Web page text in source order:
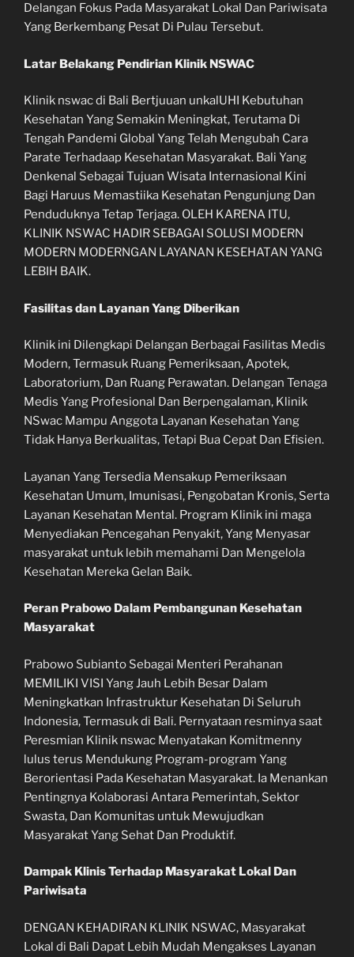
Delangan Fokus Pada Masyarakat Lokal Dan Pariwisata
Yang Berkembang Pesat Di Pulau Tersebut.
Latar Belakang Pendirian Klinik NSWAC
Klinik nswac di Bali Bertjuuan unkalUHI Kebutuhan
Kesehatan Yang Semakin Meningkat, Terutama Di
Tengah Pandemi Global Yang Telah Mengubah Cara
Parate Terhadaap Kesehatan Masyarakat. Bali Yang
Denkenal Sebagai Tujuan Wisata Internasional Kini
Bagi Haruus Memastiika Kesehatan Pengunjung Dan
Penduduknya Tetap Terjaga. OLEH KARENA ITU,
KLINIK NSWAC HADIR SEBAGAI SOLUSI MODERN
MODERN MODERNGAN LAYANAN KESEHATAN YANG
LEBIH BAIK.
Fasilitas dan Layanan Yang Diberikan
Klinik ini Dilengkapi Delangan Berbagai Fasilitas Medis
Modern, Termasuk Ruang Pemeriksaan, Apotek,
Laboratorium, Dan Ruang Perawatan. Delangan Tenaga
Medis Yang Profesional Dan Berpengalaman, Klinik
NSwac Mampu Anggota Layanan Kesehatan Yang
Tidak Hanya Berkualitas, Tetapi Bua Cepat Dan Efisien.
Layanan Yang Tersedia Mensakup Pemeriksaan
Kesehatan Umum, Imunisasi, Pengobatan Kronis, Serta
Layanan Kesehatan Mental. Program Klinik ini maga
Menyediakan Pencegahan Penyakit, Yang Menyasar
masyarakat untuk lebih memahami Dan Mengelola
Kesehatan Mereka Gelan Baik.
Peran Prabowo Dalam Pembangunan Kesehatan
Masyarakat
Prabowo Subianto Sebagai Menteri Perahanan
MEMILIKI VISI Yang Jauh Lebih Besar Dalam
Meningkatkan Infrastruktur Kesehatan Di Seluruh
Indonesia, Termasuk di Bali. Pernyataan resminya saat
Peresmian Klinik nswac Menyatakan Komitmenny
lulus terus Mendukung Program-program Yang
Berorientasi Pada Kesehatan Masyarakat. Ia Menankan
Pentingnya Kolaborasi Antara Pemerintah, Sektor
Swasta, Dan Komunitas untuk Mewujudkan
Masyarakat Yang Sehat Dan Produktif.
Dampak Klinis Terhadap Masyarakat Lokal Dan
Pariwisata
DENGAN KEHADIRAN KLINIK NSWAC, Masyarakat
Lokal di Bali Dapat Lebih Mudah Mengakses Layanan